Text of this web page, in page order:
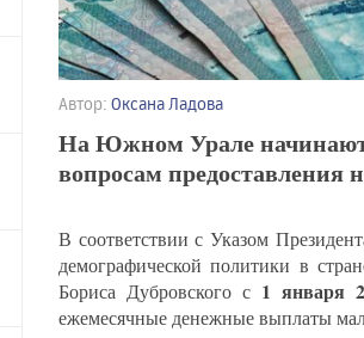
Автор: Оксана Ладова
На Южном Урале начинают
вопросам предоставления
В соответствии с Указом
демографической политики в
Бориса Дубровского с 1 января
ежемесячные денежные выплаты